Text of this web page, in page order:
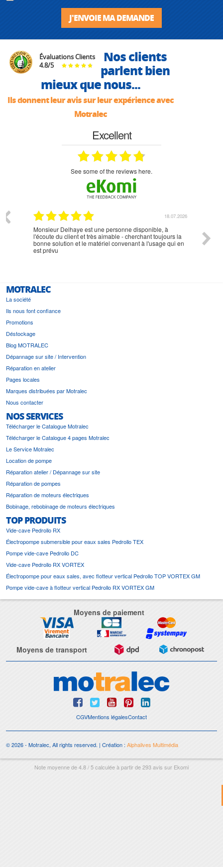
J'ENVOIE MA DEMANDE
Évaluations Clients
4.8/5
Nos clients
parlent bien
mieux que nous...
Ils donnent leur avis sur leur expérience avec
Motralec
Excellent
see some of the reviews here.
18.07.2026
Monsieur Delhaye est une personne disponible, à
l'écoute du client et très aimable - cherchant toujours la
bonne solution et le matériel convenant à l'usage qui en
est prévu
MOTRALEC
La société
Ils nous font confiance
Promotions
Déstockage
Blog MOTRALEC
Dépannage sur site / Intervention
Réparation en atelier
Pages locales
Marques distribuées par Motralec
Nous contacter
NOS SERVICES
Télécharger le Catalogue Motralec
Télécharger le Catalogue 4 pages Motralec
Le Service Motralec
Location de pompe
Réparation atelier / Dépannage sur site
Réparation de pompes
Réparation de moteurs électriques
Bobinage, rebobinage de moteurs électriques
TOP PRODUITS
Vide-cave Pedrollo RX
Électropompe submersible pour eaux sales Pedrollo TEX
Pompe vide-cave Pedrollo DC
Vide-cave Pedrollo RX VORTEX
Électropompe pour eaux sales, avec flotteur vertical Pedrollo TOP VORTEX GM
Pompe vide-cave à flotteur vertical Pedrollo RX VORTEX GM
Moyens de paiement
Moyens de transport
CGVMentions légalesContact
© 2026 - Motralec, All rights reserved. | Création : Alphalives Multimédia
Note moyenne de4.8/5calculée à partir de293avis sur Ekomi